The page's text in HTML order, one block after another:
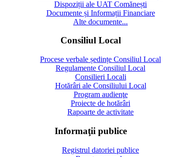
Dispoziții ale UAT Comănești
Documente și Informații Financiare
Alte documente...
Consiliul Local
Procese verbale ședințe Consiliul Local
Regulamente Consiliul Local
Consilieri Locali
Hotărâri ale Consiliului Local
Program audienţe
Proiecte de hotărâri
Rapoarte de activitate
Informaţii publice
Registrul datoriei publice